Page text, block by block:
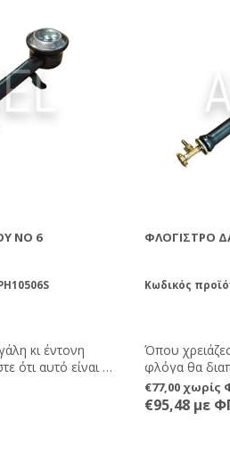
ΝΟ 6
κι έντονη
ότι αυτό είναι το
Φλόγιστρο
8-10 kw.
ΦΛΌΓΙΣΤΡΟ
Κωδικός
Όπου
φλόγα θα
φλόγιστρο
μονό
Eπαγγελματικό.
€77,00 χωρίς
€95,48 με